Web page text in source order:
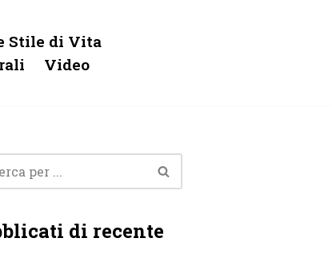
Stile di Vita
Video
di recente